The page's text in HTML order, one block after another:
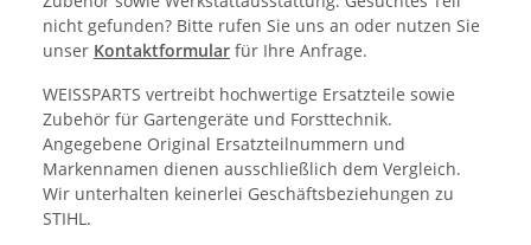
nicht gefunden? Bitte rufen Sie uns an oder nutzen Sie
unser Kontaktformular für Ihre Anfrage.
WEISSPARTS vertreibt hochwertige Ersatzteile sowie
Zubehör für Gartengeräte und Forsttechnik.
Angegebene Original Ersatzteilnummern und
Markennamen dienen ausschließlich dem Vergleich.
Wir unterhalten keinerlei Geschäftsbeziehungen zu
STIHL.